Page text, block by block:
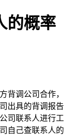
的概率
背调公司合作，
出具的背调报告
司联系人进行工
自己查联系人的